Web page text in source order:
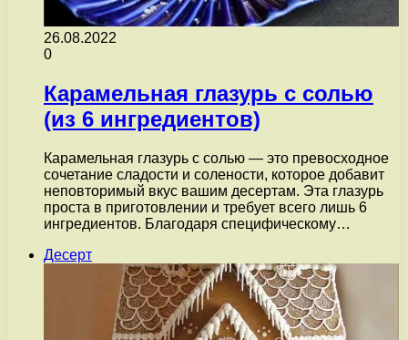
26.08.2022
0
Карамельная глазурь с солью
(из 6 ингредиентов)
Карамельная глазурь с солью — это превосходное
сочетание сладости и солености, которое добавит
неповторимый вкус вашим десертам. Эта глазурь
проста в приготовлении и требует всего лишь 6
ингредиентов. Благодаря специфическому…
Десерт